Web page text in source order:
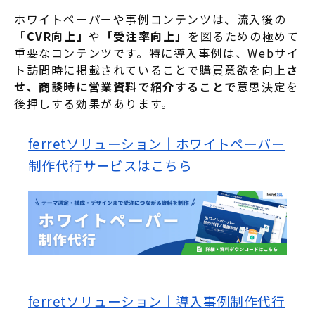
ホワイトペーパーや事例コンテンツは、流入後の
「CVR向上」や 「受注率向上」 を図るための極めて
重要なコンテンツです。特に導入事例は、Webサイ
ト訪問時に掲載されていることで購買意欲を向上さ
せ、商談時に営業資料で紹介することで意思決定を
後押しする効果があります。
ferretソリューション｜ホワイトペーパー
制作代行サービスはこちら
ferretソリューション｜導入事例制作代行